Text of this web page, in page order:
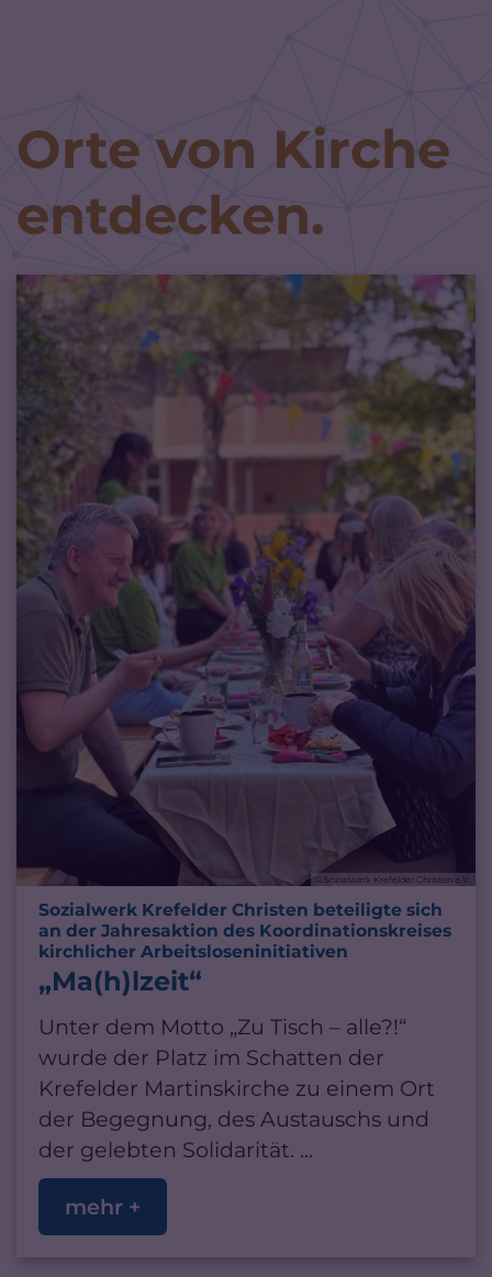
Orte von Kirche
entdecken.
© Sozialwerk Krefelder Christen e.V.
Sozialwerk Krefelder Christen beteiligte sich
an der Jahresaktion des Koordinationskreises
kirchlicher Arbeitsloseninitiativen
„Ma(h)lzeit“
Unter dem Motto „Zu Tisch – alle?!“
wurde der Platz im Schatten der
Krefelder Martinskirche zu einem Ort
der Begegnung, des Austauschs und
der gelebten Solidarität. ...
mehr +